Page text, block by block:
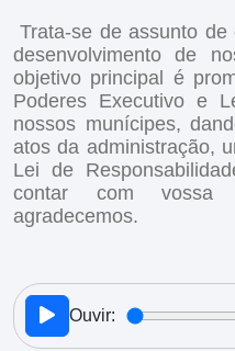
Trata-se de assunto
desenvolvimento de
objetivo principal é
Poderes Executivo e
nossos munícipes,
atos da administração,
Lei de
contar com vossa
agradecemos.
Ouvir: